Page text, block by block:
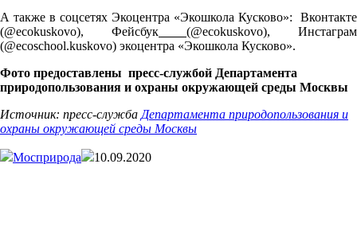
А также в соцсетях Экоцентра «Экошкола Кусково»: Вконтакте
(@ecokuskovo), Фейсбук
(@ecokuskovo), Инстаграм
(@ecoschool.kuskovo) экоцентра «Экошкола Кусково».
Фото предоставлены пресс-службой Департамента
природопользования и охраны окружающей среды Москвы
Источник: пресс-служба Департамента природопользования и
охраны окружающей среды Москвы
Мосприрода 10.09.2020